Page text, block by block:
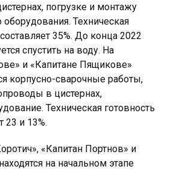
погрузке и монтажу
оборудования. Техническая
35%. До конца 2022
спустить на воду. На
и «Капитане Пящикове»
корпусно-сварочные работы,
в цистернах,
Техническая готовность
23 и 13%.
«Капитан Портнов» и
на начальном этапе